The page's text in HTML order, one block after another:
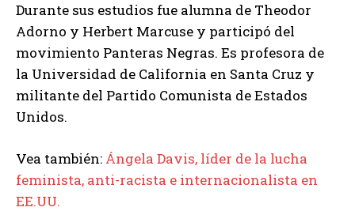
Durante sus estudios fue alumna de Theodor
Adorno y Herbert Marcuse y participó del
movimiento Panteras Negras. Es profesora de
la Universidad de California en Santa Cruz y
militante del Partido Comunista de Estados
Unidos.
Vea también: Ángela Davis, líder de la lucha
feminista, anti-racista e internacionalista en
EE.UU.